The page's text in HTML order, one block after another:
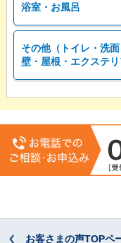
浴室・お風呂
その他（トイレ・洗
壁・屋根・エクステリ
お客さまの声TOPペ